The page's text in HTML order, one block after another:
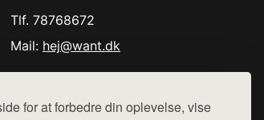
for at forbedre din oplevelse, vise
Tlf. 78768672
Mail: hej@want.dk